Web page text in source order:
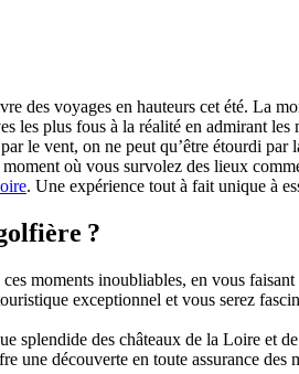
des voyages en hauteurs cet été. La
les plus fous à la réalité en admirant les
le vent, on ne peut qu’être étourdi par
où vous survolez des lieux
. Une expérience tout à fait unique à
?
moments inoubliables, en vous
exceptionnel et vous serez
splendide des châteaux de la Loire et
découverte en toute assurance des